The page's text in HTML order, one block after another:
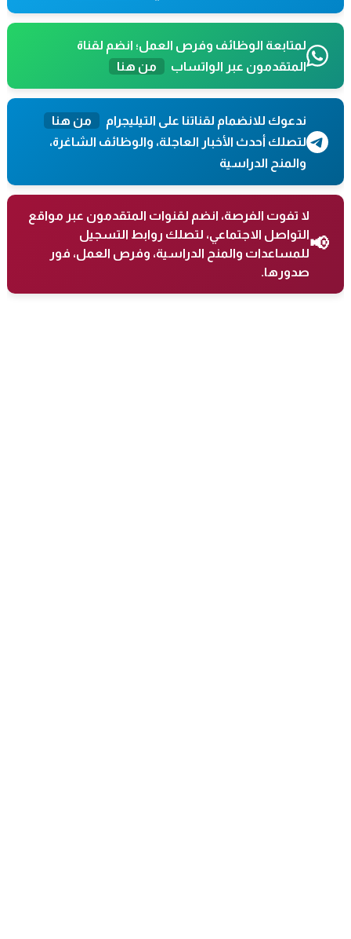
لمتابعة الوظائف وفرص العمل؛ انضم لقناة
المتقدمون عبر الواتساب
من هنا
ندعوك للانضمام لقناتنا على التيليجرام
من هنا
لتصلك أحدث الأخبار العاجلة، والوظائف الشاغرة،
والمنح الدراسية
📢
لا تفوت الفرصة، انضم لقنوات المتقدمون عبر مواقع
التواصل الاجتماعي، لتصلك روابط التسجيل
للمساعدات والمنح الدراسية، وفرص العمل، فور
صدورها.